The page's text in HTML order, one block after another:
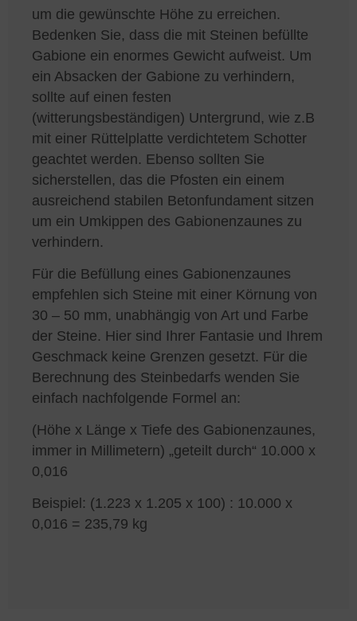
um die gewünschte Höhe zu erreichen.
Bedenken Sie, dass die mit Steinen befüllte
Gabione ein enormes Gewicht aufweist. Um
ein Absacken der Gabione zu verhindern,
sollte auf einen festen
(witterungsbeständigen) Untergrund, wie z.B
mit einer Rüttelplatte verdichtetem Schotter
geachtet werden. Ebenso sollten Sie
sicherstellen, das die Pfosten ein einem
ausreichend stabilen Betonfundament sitzen
um ein Umkippen des Gabionenzaunes zu
verhindern.
Für die Befüllung eines Gabionenzaunes
empfehlen sich Steine mit einer Körnung von
30 – 50 mm, unabhängig von Art und Farbe
der Steine. Hier sind Ihrer Fantasie und Ihrem
Geschmack keine Grenzen gesetzt. Für die
Berechnung des Steinbedarfs wenden Sie
einfach nachfolgende Formel an:
(Höhe x Länge x Tiefe des Gabionenzaunes,
immer in Millimetern) „geteilt durch“ 10.000 x
0,016
Beispiel: (1.223 x 1.205 x 100) : 10.000 x
0,016 = 235,79 kg